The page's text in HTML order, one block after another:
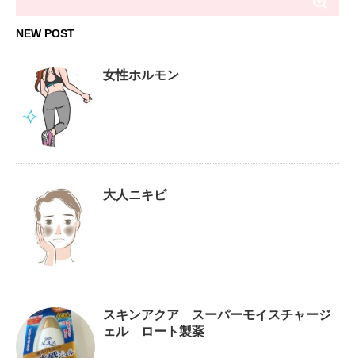
NEW POST
女性ホルモン
大人ニキビ
スキンアクア スーパーモイスチャージ
ェル ロート製薬